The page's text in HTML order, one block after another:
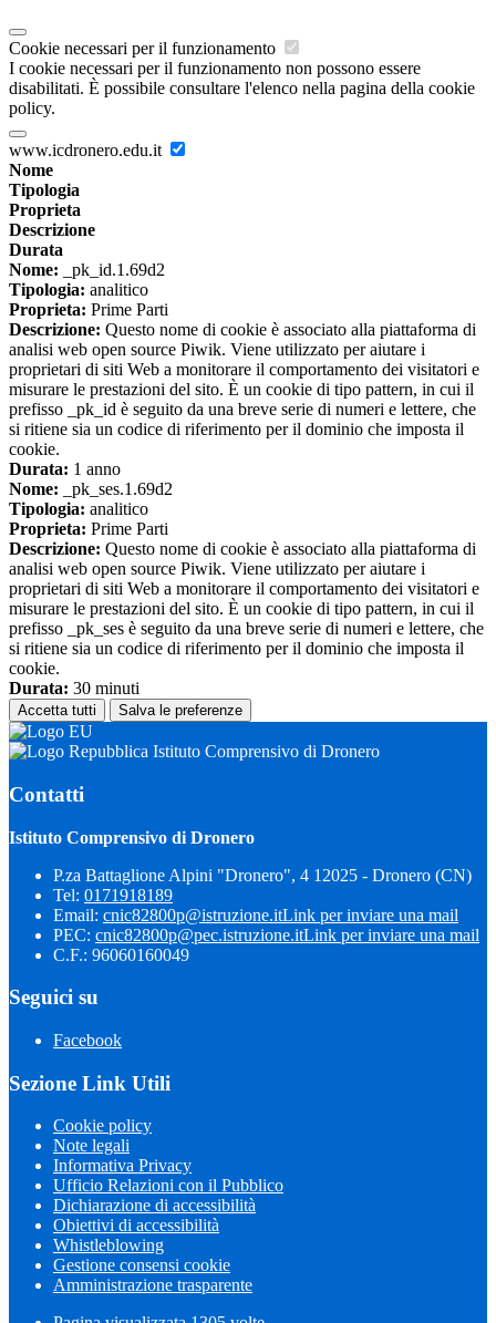
Cookie necessari per il funzionamento
I cookie necessari per il funzionamento non possono essere
disabilitati. È possibile consultare l'elenco nella pagina della cookie
policy.
www.icdronero.edu.it
Nome
Tipologia
Proprieta
Descrizione
Durata
Nome: _pk_id.1.69d2
Tipologia: analitico
Proprieta: Prime Parti
Descrizione: Questo nome di cookie è associato alla piattaforma di
analisi web open source Piwik. Viene utilizzato per aiutare i
proprietari di siti Web a monitorare il comportamento dei visitatori e
misurare le prestazioni del sito. È un cookie di tipo pattern, in cui il
prefisso _pk_id è seguito da una breve serie di numeri e lettere, che
si ritiene sia un codice di riferimento per il dominio che imposta il
cookie.
Durata: 1 anno
Nome: _pk_ses.1.69d2
Tipologia: analitico
Proprieta: Prime Parti
Descrizione: Questo nome di cookie è associato alla piattaforma di
analisi web open source Piwik. Viene utilizzato per aiutare i
proprietari di siti Web a monitorare il comportamento dei visitatori e
misurare le prestazioni del sito. È un cookie di tipo pattern, in cui il
prefisso _pk_ses è seguito da una breve serie di numeri e lettere, che
si ritiene sia un codice di riferimento per il dominio che imposta il
cookie.
Durata: 30 minuti
Accetta tutti Salva le preferenze
Istituto Comprensivo di Dronero
Contatti
Istituto Comprensivo di Dronero
P.za Battaglione Alpini "Dronero", 4 12025 - Dronero (CN)
Tel: 0171918189
Email: cnic82800p@istruzione.itLink per inviare una mail
PEC: cnic82800p@pec.istruzione.itLink per inviare una mail
C.F.: 96060160049
Seguici su
Facebook
Sezione Link Utili
Cookie policy
Note legali
Informativa Privacy
Ufficio Relazioni con il Pubblico
Dichiarazione di accessibilità
Obiettivi di accessibilità
Whistleblowing
Gestione consensi cookie
Amministrazione trasparente